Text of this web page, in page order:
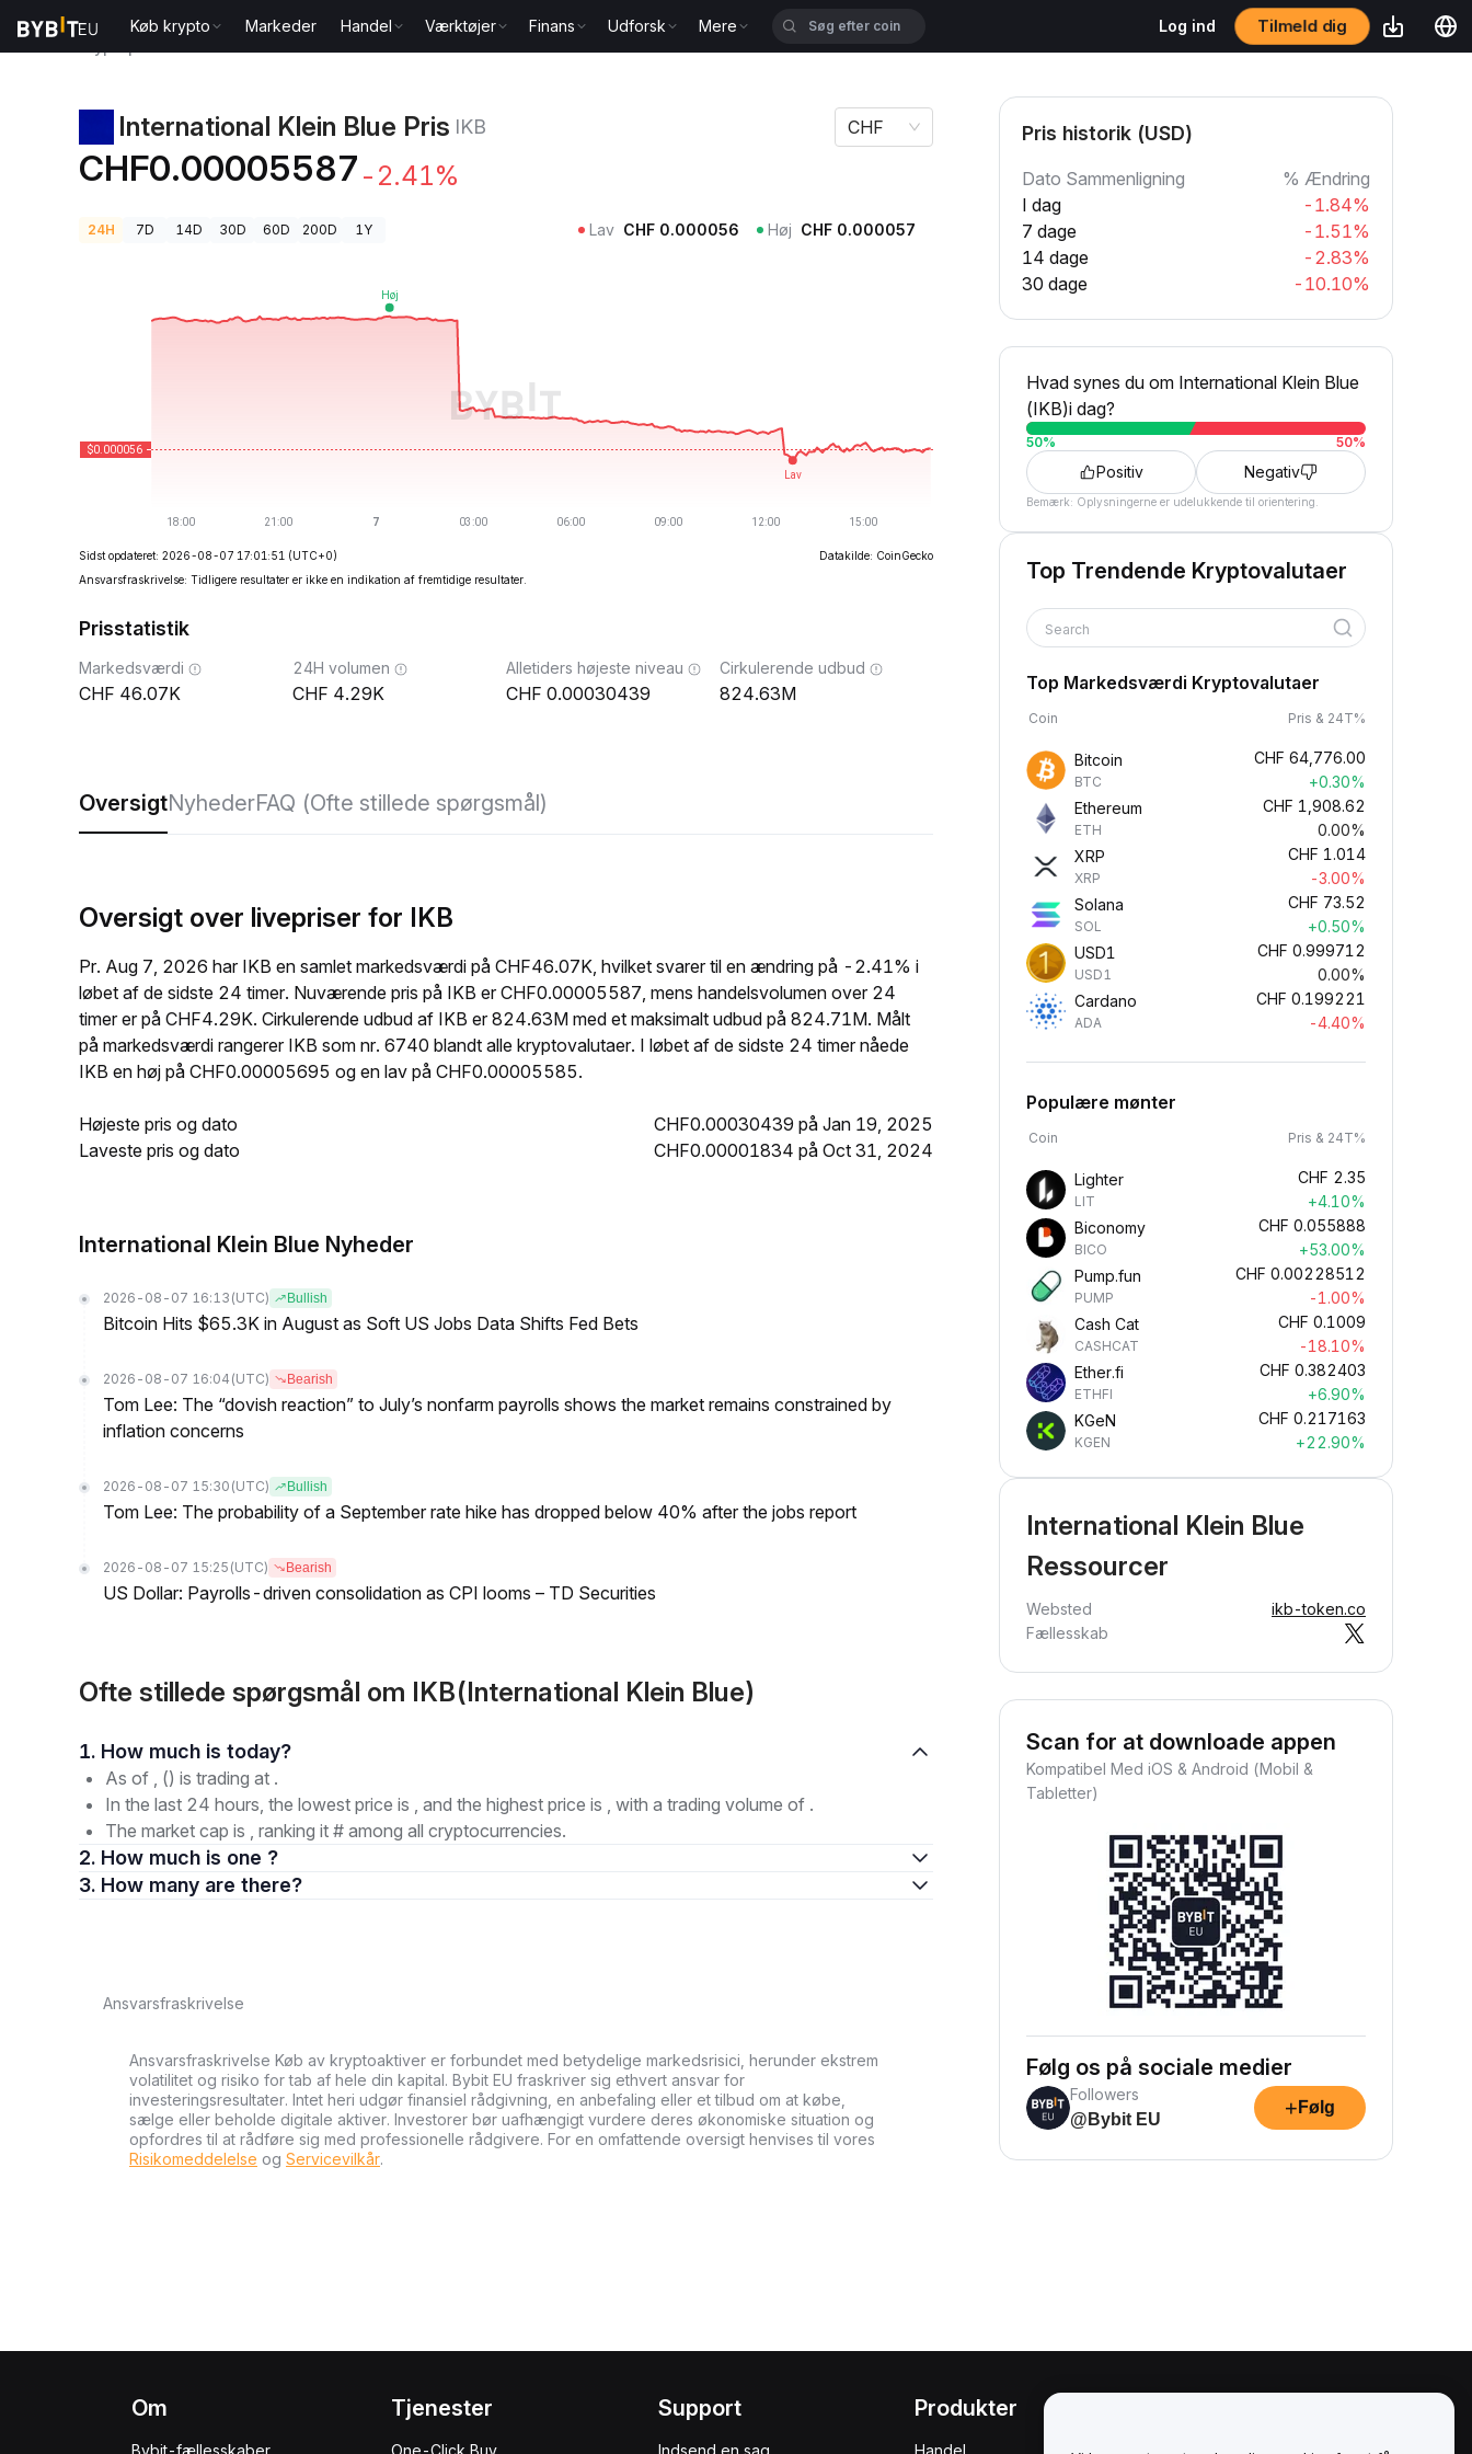
Køb krypto Markeder Handel Værktøjer Finans Udforsk Mere Log ind Tilmeld dig
International Klein Blue Pris IKB
CHF0.00005587 -2.41%
CHF
24H 7D 14D 30D 60D 200D 1Y Lav CHF 0.000056 Høj CHF 0.000057
Sidst opdateret: 2026-08-07 17:01:51 (UTC+0)
Datakilde: CoinGecko
Ansvarsfraskrivelse: Tidligere resultater er ikke en indikation af fremtidige resultater.
Prisstatistik
Markedsværdi
46.07K
24H volumen
4.29K
Alletiders højeste niveau
0.00030439
Cirkulerende udbud
824.63M
OversigtNyhederFAQ (Ofte stillede spørgsmål)
Oversigt over livepriser for IKB
Pr. Aug 7, 2026 har IKB en samlet markedsværdi på CHF46.07K, hvilket svarer til en ændring på -2.41% i
løbet af de sidste 24 timer. Nuværende pris på IKB er CHF0.00005587, mens handelsvolumen over 24
timer er på CHF4.29K. Cirkulerende udbud af IKB er 824.63M med et maksimalt udbud på 824.71M. Målt
på markedsværdi rangerer IKB som nr. 6740 blandt alle kryptovalutaer. I løbet af de sidste 24 timer nåede
IKB en høj på CHF0.00005695 og en lav på CHF0.00005585.
Højeste pris og dato
CHF0.00030439 på Jan 19, 2025
Laveste pris og dato
CHF0.00001834 på Oct 31, 2024
International Klein Blue Nyheder
2026-08-07 16:13 (UTC) Bullish
Bitcoin Hits $65.3K in August as Soft US Jobs Data Shifts Fed Bets
2026-08-07 16:04 (UTC) Bearish
Tom Lee: The “dovish reaction” to July’s nonfarm payrolls shows the market remains constrained by
inflation concerns
2026-08-07 15:30 (UTC) Bullish
Tom Lee: The probability of a September rate hike has dropped below 40% after the jobs report
2026-08-07 15:25 (UTC) Bearish
US Dollar: Payrolls-driven consolidation as CPI looms – TD Securities
Ofte stillede spørgsmål om IKB(International Klein Blue)
1. How much is today?
As of , () is trading at .
In the last 24 hours, the lowest price is , and the highest price is , with a trading volume of .
The market cap is , ranking it # among all cryptocurrencies.
2. How much is one ?
3. How many are there?
Ansvarsfraskrivelse
Ansvarsfraskrivelse Køb av kryptoaktiver er forbundet med betydelige markedsrisici, herunder ekstrem
volatilitet og risiko for tab af hele din kapital. Bybit EU fraskriver sig ethvert ansvar for
investeringsresultater. Intet heri udgør finansiel rådgivning, en anbefaling eller et tilbud om at købe,
sælge eller beholde digitale aktiver. Investorer bør uafhængigt vurdere deres økonomiske situation og
opfordres til at rådføre sig med professionelle rådgivere. For en omfattende oversigt henvises til vores
Risikomeddelelse og Servicevilkår.
Pris historik (USD)
Dato Sammenligning
% Ændring
I dag
-1.84%
7 dage
-1.51%
14 dage
-2.83%
30 dage
-10.10%
Hvad synes du om International Klein Blue
(IKB)i dag?
50% 50%
Positiv Negativ
Bemærk: Oplysningerne er udelukkende til orientering.
Top Trendende Kryptovalutaer
Search
Top Markedsværdi Kryptovalutaer
Coin Pris & 24T%
Bitcoin
BTC
CHF 64,776.00
+0.30%
Ethereum
ETH
CHF 1,908.62
0.00%
XRP
XRP
CHF 1.014
-3.00%
Solana
SOL
CHF 73.52
+0.50%
USD1
USD1
CHF 0.999712
0.00%
Cardano
ADA
CHF 0.199221
-4.40%
Populære mønter
Coin Pris & 24T%
Lighter
LIT
CHF 2.35
+4.10%
Biconomy
BICO
CHF 0.055888
+53.00%
Pump.fun
PUMP
CHF 0.00228512
-1.00%
Cash Cat
CASHCAT
CHF 0.1009
-18.10%
Ether.fi
ETHFI
CHF 0.382403
+6.90%
KGeN
KGEN
CHF 0.217163
+22.90%
International Klein Blue
Ressourcer
Websted
ikb-token.co
Fællesskab
Scan for at downloade appen
Kompatibel Med iOS & Android (Mobil &
Tabletter)
Følg os på sociale medier
Followers
@Bybit EU
+ Følg
Om
Bybit-fællesskaber
Tjenester
One-Click Buy
Support
Indsend en sag
Produkter
Handel Politik om